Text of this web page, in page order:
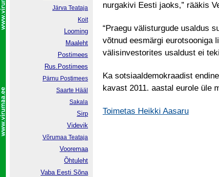
nurgakivi Eesti jaoks,” rääkis
“Praegu välisturgude usaldus
võtnud eesmärgi eurotsooniga
välisinvestorites usaldust ei
Ka sotsiaaldemokraadist
kavast 2011. aastal eurole üle
Toimetas Heikki Aasaru
Järva Teataja
Koit
Looming
Maaleht
Postimees
Rus.Postimees
Pärnu Postimees
Saarte Hääl
Sakala
Sirp
Videvik
Võrumaa Teataja
Vooremaa
Õhtuleht
Vaba Eesti Sõna